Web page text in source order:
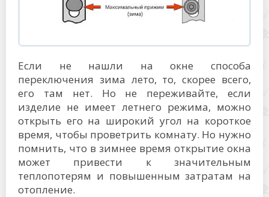
Если не нашли на окне способа
переключения зима лето, то, скорее всего,
его там нет. Но не переживайте, если
изделие не имеет летнего режима, можно
открыть его на широкий угол на короткое
время, чтобы проветрить комнату. Но нужно
помнить, что в зимнее время открытие окна
может привести к значительным
теплопотерям и повышенным затратам на
отопление.